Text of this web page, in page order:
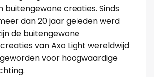
buitengewone creaties. Sinds
dan 20 jaar geleden werd
de buitengewone
van Axo Light wereldwijd
voor hoogwaardige